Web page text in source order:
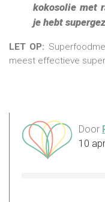
kokosolie met
je hebt
LET OP:
meest effectieve
Door
10